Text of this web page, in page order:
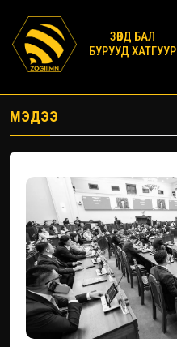
ЗӨВД БАЛ
БУРУУД ХАТГУУР
МЭДЭЭ